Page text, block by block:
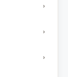
›
›
›